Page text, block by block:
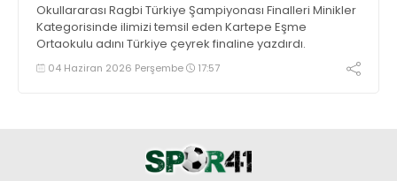
Okullararası Ragbi Türkiye Şampiyonası Finalleri Minikler
Kategorisinde ilimizi temsil eden Kartepe Eşme
Ortaokulu adını Türkiye çeyrek finaline yazdırdı.
04 Haziran 2026 Perşembe 17:57